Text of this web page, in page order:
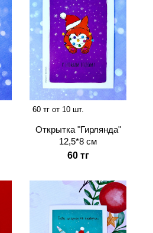
60 тг от 10 шт.
Открытка "Гирлянда"
12,5*8 см
60 тг